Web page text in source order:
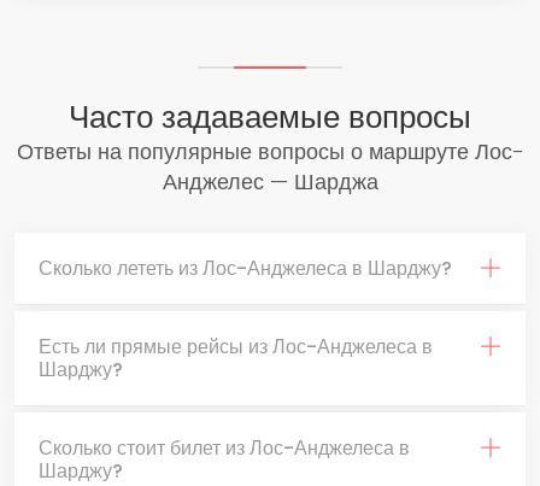
Часто задаваемые вопросы
Ответы на популярные вопросы о маршруте Лос-
Анджелес — Шарджа
Сколько лететь из Лос-Анджелеса в Шарджу?
Есть ли прямые рейсы из Лос-Анджелеса в
Шарджу?
Сколько стоит билет из Лос-Анджелеса в
Шарджу?